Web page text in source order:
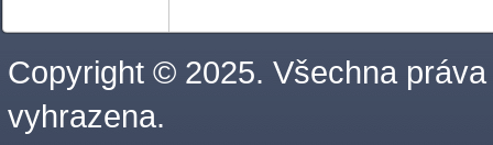
Copyright © 2025. Všechna práva
vyhrazena.